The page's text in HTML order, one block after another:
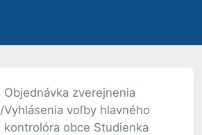
/
Objednávka zverejnenia
Vyhlásenia voľby hlavného
kontrolóra obce Studienka